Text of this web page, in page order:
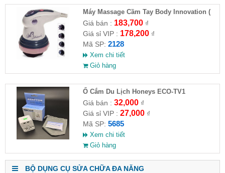
Máy Massage Cầm Tay Body Innovation (
HĐ )
Giá bán : 183,700₫
Giá sỉ VIP : 178,200₫
Mã SP: 2128
Xem chi tiết
Giỏ hàng
Ổ Cắm Du Lịch Honeys ECO-TV1
Giá bán : 32,000₫
Giá sỉ VIP : 27,000₫
Mã SP: 5685
Xem chi tiết
Giỏ hàng
BỘ DỤNG CỤ SỬA CHỮA ĐA NĂNG